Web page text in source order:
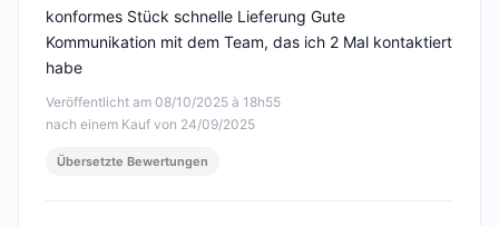
Veröffentlicht am 08/10/2025 à 18h55
nach einem Kauf von 24/09/2025
konformes Stück schnelle Lieferung Gute
Kommunikation mit dem Team, das ich 2 Mal kontaktiert
habe
Übersetzte Bewertungen